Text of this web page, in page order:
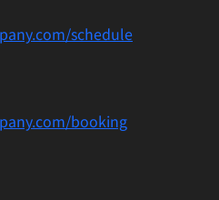
schedule
booking